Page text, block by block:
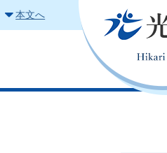
本文へ